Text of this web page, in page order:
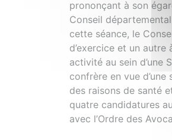
prononçant à son
Conseil
cette séance, le
d’exercice et un autre
activité au sein d’une
confrère en vue
des raisons de santé
quatre candidatures
avec l’Ordre des